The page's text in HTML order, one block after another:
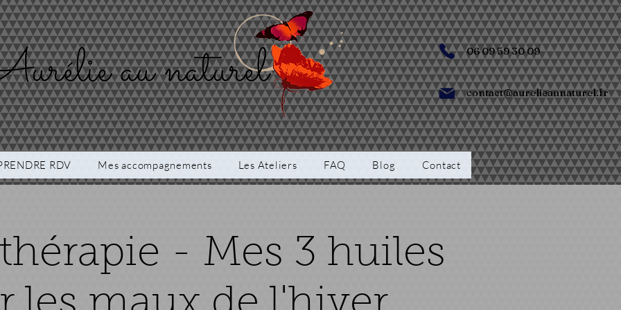
06 09 59 30 09
contact@aurelieaunaturel.fr
RDV Mes accompagnements Les Ateliers FAQ Blog Contact
- Mes 3 huiles